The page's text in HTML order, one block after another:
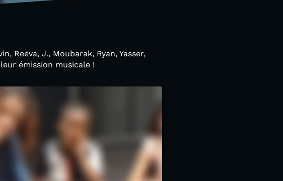
Reeva, J., Moubarak, Ryan, Yasser,
émission musicale !